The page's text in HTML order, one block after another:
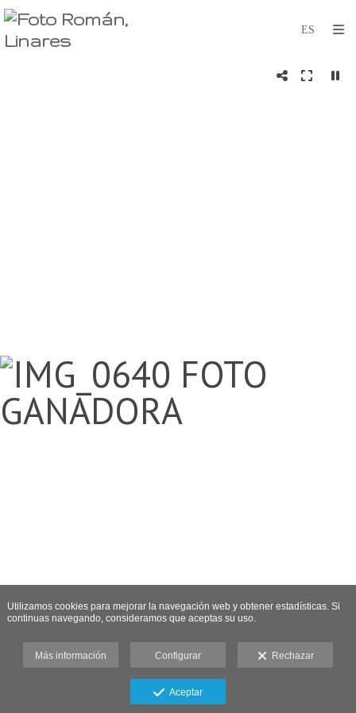
Utilizamos cookies para mejorar la navegación web y obtener estadísticas. Si
continuas navegando, consideramos que aceptas su uso.
Más información Configurar Rechazar
Aceptar